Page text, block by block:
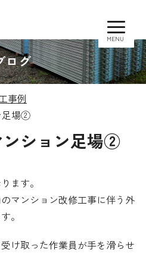
MENU
ログ
事例
足場②
ンション足場②
ます。
マンション改修工事に伴う外
。
け取った作業員が手を滑らせ